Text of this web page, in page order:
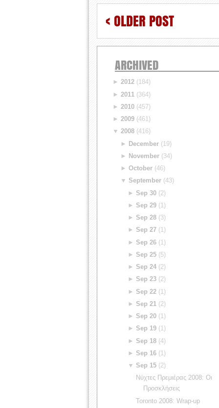
< OLDER POST
ARCHIVED
►2012 (184)
►2011 (364)
►2010 (457)
►2009 (461)
▼2008 (416)
► December(19)
►
November(34)
► October(46)
▼ September(43)
► Sep 30 (2)
► Sep 29 (1)
► Sep 28 (3)
► Sep 27 (1)
► Sep 26 (1)
► Sep 25 (5)
► Sep 24 (2)
► Sep 23 (2)
► Sep 22 (1)
► Sep 21 (2)
► Sep 20 (1)
► Sep 19 (1)
► Sep 18 (4)
► Sep 16 (1)
▼ Sep 15 (2)
Νύχτες Πρεμιέρας 2008: Οι
Προσκλήσεις
Toronto 2008: Wrap-up